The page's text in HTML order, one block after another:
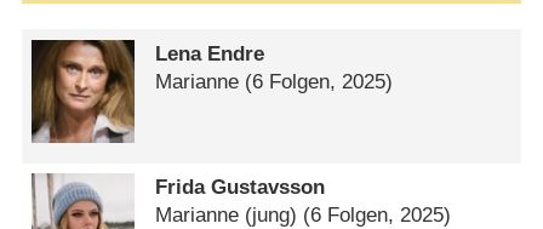
Lena Endre
Marianne (6 Folgen, 2025)
Frida Gustavsson
Marianne (jung) (6 Folgen, 2025)